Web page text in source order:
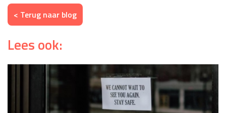
< Terug naar blog
Lees ook: